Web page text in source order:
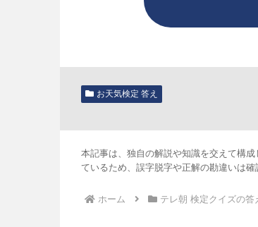
お天気検定 答え
本記事は、独自の解説や知識を交えて構
ているため、誤字脱字や正解の勘違いは確
ホーム テレ朝 検定クイズの答